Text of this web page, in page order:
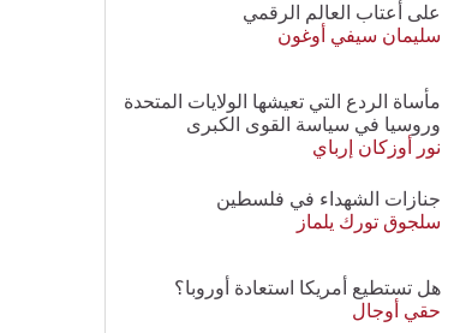
على أعتاب العالم الرقمي
سليمان سيفي أوغون
مأساة الردع التي تعيشها الولايات المتحدة
وروسيا في سياسة القوى الكبرى
نور أوزكان إرباي
جنازات الشهداء في فلسطين
سلجوق تورك يلماز
هل تستطيع أمريكا استعادة أوروبا؟
حقي أوجال